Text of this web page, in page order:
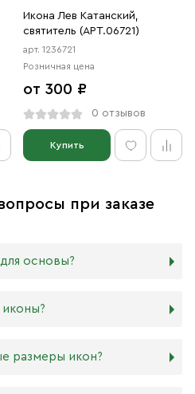
Икона Лев Катанский,
святитель (АРТ.06721)
арт. 1236721
Розничная цена
от 300 ₽
0 отзывов
Купить
при заказе
основы?
трёх разных видах досок:
стружечная плита —
тому, какого размера
размеры икон?